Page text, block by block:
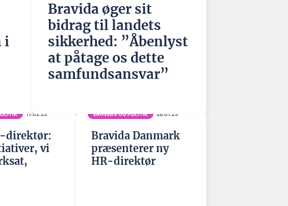
i
Bravida øger sit
bidrag til landets
sikkerhed: ”Åbenlyst
at påtage os dette
samfundsansvar”
11.02.25
direktør:
vi
ERHVERV OG POLITIK 28.01.25
Bravida Danmark
præsenterer ny
HR-direktør